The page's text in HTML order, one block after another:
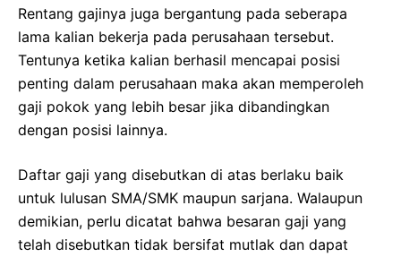
Rentang gajinya juga bergantung pada seberapa
lama kalian bekerja pada perusahaan tersebut.
Tentunya ketika kalian berhasil mencapai posisi
penting dalam perusahaan maka akan memperoleh
gaji pokok yang lebih besar jika dibandingkan
dengan posisi lainnya.
Daftar gaji yang disebutkan di atas berlaku baik
untuk lulusan SMA/SMK maupun sarjana. Walaupun
demikian, perlu dicatat bahwa besaran gaji yang
telah disebutkan tidak bersifat mutlak dan dapat